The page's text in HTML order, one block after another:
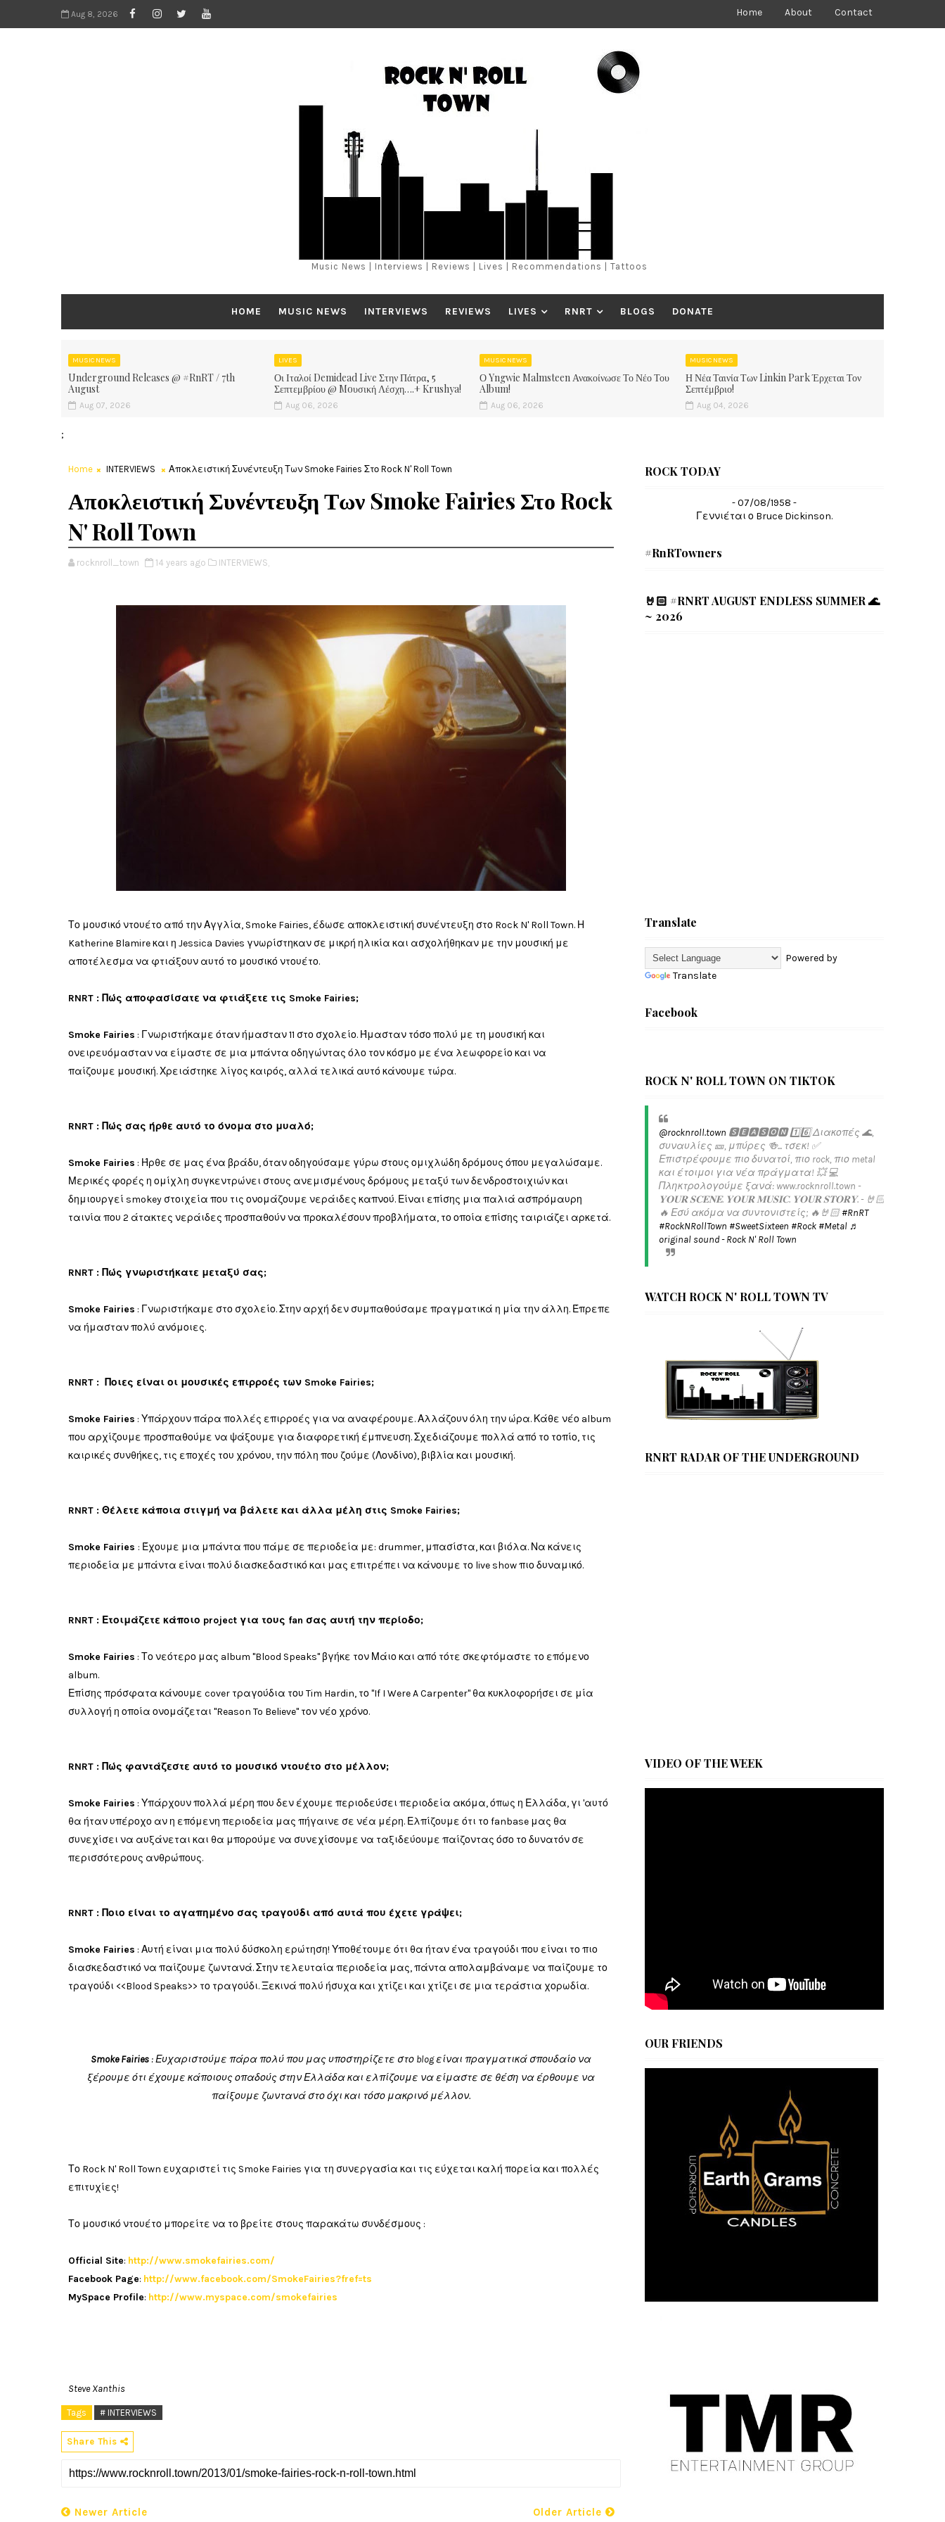
Aug 8, 2026 Home About Contact
Music News | Interviews | Reviews | Lives | Recommendations | Tattoos
HOME MUSIC NEWS INTERVIEWS REVIEWS LIVES RNRT BLOGS DONATE
MUSIC NEWS
Underground Releases @ #RnRT / 7th
August
Aug 07, 2026
LIVES
Οι Ιταλοί Demidead Live Στην Πάτρα, 5
Σεπτεμβρίου @ Moυσική Λέσχη….+ Krushya!
Aug 06, 2026
MUSIC NEWS
Ο Yngwie Malmsteen Ανακοίνωσε Το Νέο Του
Album!
Aug 06, 2026
MUSIC NEWS
Η Νέα Ταινία Των Linkin Park Έρχεται Τον
Σεπτέμβριο!
Aug 04, 2026
;
Home INTERVIEWS Αποκλειστική Συνέντευξη Των Smoke Fairies Στο Rock N' Roll Town
Αποκλειστική Συνέντευξη Των Smoke Fairies Στο Rock
N' Roll Town
rocknroll_town 14 years ago INTERVIEWS,
Το μουσικό ντουέτο από την Αγγλία, Smoke Fairies, έδωσε αποκλειστική συνέντευξη στο Rock N' Roll Town. Η
Katherine Blamire και η Jessica Davies γνωρίστηκαν σε μικρή ηλικία και ασχολήθηκαν με την μουσική με
αποτέλεσμα να φτιάξουν αυτό το μουσικό ντουέτο.
RNRT : Πώς αποφασίσατε να φτιάξετε τις Smoke Fairies;
Smoke Fairies : Γνωριστήκαμε όταν ήμασταν11 στο σχολείο. Ήμασταν τόσο πολύ με τη μουσική και
ονειρευόμασταννα είμαστε σε μια μπάντα οδηγώντας όλο τον κόσμο με ένα λεωφορείο και να
παίζουμε μουσική.Χρειάστηκε λίγος καιρός, αλλά τελικά αυτό κάνουμε τώρα.
RNRT : Πώς σας ήρθε αυτό το όνομα στο μυαλό;
Smoke Fairies : Ήρθε σε μας ένα βράδυ, ότανοδηγούσαμε γύρω στους ομιχλώδη δρόμους όπου μεγαλώσαμε.
Μερικές φορές η ομίχλη συγκεντρώνει στους ανεμισμένους δρόμους μεταξύ τωνδενδροστοιχιώνκαι
δημιουργεί smokey στοιχεία που τις ονομάζουμε νεράιδες καπνού. Είναι επίσης μια παλιά ασπρόμαυρη
ταινία που 2 άτακτες νεράιδες προσπαθούν να προκαλέσουνπροβλήματα, το οποία επίσης ταιριάζει αρκετά.
RNRT : Πώς γνωριστήκατε μεταξύ σας;
Smoke Fairies : Γνωριστήκαμε στο σχολείο. Στην αρχή δεν συμπαθούσαμε πραγματικά η μία την άλλη. Έπρεπε
να ήμασταν πολύ ανόμοιες.
RNRT : Ποιες είναι οι μουσικές επιρροές των Smoke Fairies;
Smoke Fairies : Υπάρχουνπάρα πολλές επιρροές για να αναφέρουμε. Αλλάζουνόλη την ώρα. Κάθε νέο album
που αρχίζουμε προσπαθούμε να ψάξουμε για διαφορετική έμπνευση.Σχεδιάζουμε πολλά από το τοπίο, τις
καιρικές συνθήκες, τις εποχές του χρόνου, τηνπόλη που ζούμε (Λονδίνο), βιβλία και μουσική.
RNRT : Θέλετε κάποια στιγμή να βάλετε και άλλα μέλη στις Smoke Fairies;
Smoke Fairies : Έχουμε μια μπάντα που πάμε σε περιοδεία με: drummer, μπασίστα,και βιόλα. Να κάνεις
περιοδεία με μπάντα είναι πολύ διασκεδαστικό και μας επιτρέπει να κάνουμε το live showπιο δυναμικό.
RNRT : Ετοιμάζετε κάποιο project για τους fan σας αυτή την περίοδο;
Smoke Fairies : Το νεότερο μας album "Blood Speaks" βγήκε τον Μάιο και από τότε σκεφτόμαστε το επόμενο
album.
Επίσης πρόσφατα κάνουμε cover τραγούδια του Tim Hardin, το "If I Were A Carpenter" θα κυκλοφορήσει σε μία
συλλογή η οποία ονομάζεται "Reason To Believe" τον νέο χρόνο.
RNRT : Πώς φαντάζεστε αυτό το μουσικό ντουέτο στο μέλλον;
Smoke Fairies : Υπάρχουνπολλά μέρη που δεν έχουμε περιοδεύσει περιοδεία ακόμα,όπως η Ελλάδα, γι 'αυτό
θα ήταν υπέροχο αν η επόμενη περιοδεία μας πήγαινε σε νέα μέρη. Ελπίζουμε ότι το fanbase μας θα
συνεχίσει να αυξάνεται και θα μπορούμε να συνεχίσουμε να ταξιδεύουμε παίζοντας όσο το δυνατόν σε
περισσότερους ανθρώπους.
RNRT : Ποιο είναι το αγαπημένο σας τραγούδι από αυτά που έχετε γράψει;
Smoke Fairies : Αυτή είναι μια πολύ δύσκολη ερώτηση! Υποθέτουμε ότι θα ήταν ένα τραγούδι που είναι το πιο
διασκεδαστικό να παίζουμε ζωντανά.Στην τελευταία περιοδεία μας,πάντα απολαμβάναμε να παίζουμε το
τραγούδι <<Blood Speaks>> το τραγούδι.Ξεκινά πολύ ήσυχα και χτίζει και χτίζει σε μια τεράστια χορωδία.
Smoke Fairies: Ευχαριστούμε πάρα πολύ που μας υποστηρίζετε στο blogείναι πραγματικά σπουδαίο να
ξέρουμε ότι έχουμε κάποιους οπαδούς στην Ελλάδακαι ελπίζουμε να είμαστε σε θέση ναέρθουμε να
παίξουμε ζωντανά στο όχι και τόσο μακρινό μέλλον.
Το Rock N' Roll Town ευχαριστεί τις Smoke Fairies για τη συνεργασία και τις εύχεται καλή πορεία και πολλές
επιτυχίες!
Το μουσικό ντουέτο μπορείτε να το βρείτε στους παρακάτω συνδέσμους :
Official Site: http://www.smokefairies.com/
Facebook Page: http://www.facebook.com/SmokeFairies?fref=ts
MySpace Profile: http://www.myspace.com/smokefairies
Steve Xanthis
Tags # INTERVIEWS
Share This
Newer Article Older Article
ROCK TODAY
- 07/08/1958 -
Γεννιέται ο Bruce Dickinson.
#RnRTowners
🤘🏻 #RNRT AUGUST ENDLESS SUMMER 🌊
~ 2026
Translate
Powered by
Translate
Facebook
ROCK N' ROLL TOWN ON TIKTOK
@rocknroll.town 🆂🅴🅰🆂🅾🅽 1️⃣6️⃣ Διακοπές 🌊,
συναυλίες 🎫, μπύρες 🍻... τσεκ! ✅️
Επιστρέφουμε πιο δυνατοί, πιο rock, πιο metal
και έτοιμοι για νέα πράγματα! 💥 💻
Πληκτρολογούμε ξανά: www.rocknroll.town -
𝐘𝐎𝐔𝐑 𝐒𝐂𝐄𝐍𝐄. 𝐘𝐎𝐔𝐑 𝐌𝐔𝐒𝐈𝐂. 𝐘𝐎𝐔𝐑 𝐒𝐓𝐎𝐑𝐘. - 🤘🏻
🔥 Εσύ ακόμα να συντονιστείς; 🔥🤘🏻#RnRT
#RockNRollTown #SweetSixteen #Rock #Metal ♬
original sound - Rock N' Roll Town
WATCH ROCK N' ROLL TOWN TV
RNRT RADAR OF THE UNDERGROUND
VIDEO OF THE WEEK
OUR FRIENDS